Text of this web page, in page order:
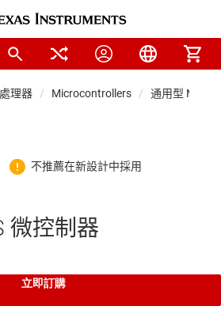
理器 Microcontrollers 通用型 MCU
微控制器
立即訂購